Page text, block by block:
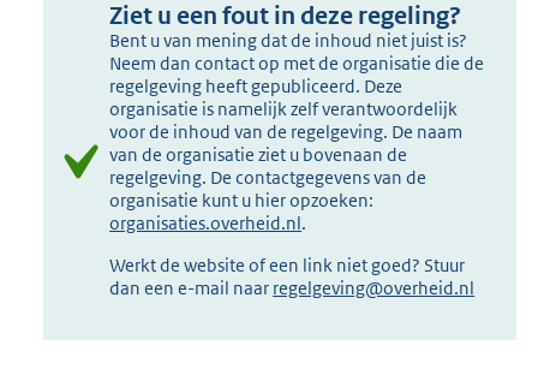
Ziet u een fout in deze regeling?
Bent u van mening dat de inhoud niet juist is?
Neem dan contact op met de organisatie die de
regelgeving heeft gepubliceerd. Deze
organisatie is namelijk zelf verantwoordelijk
voor de inhoud van de regelgeving. De naam
van de organisatie ziet u bovenaan de
regelgeving. De contactgegevens van de
organisatie kunt u hier opzoeken:
organisaties.overheid.nl.
Werkt de website of een link niet goed? Stuur
dan een e-mail naar regelgeving@overheid.nl